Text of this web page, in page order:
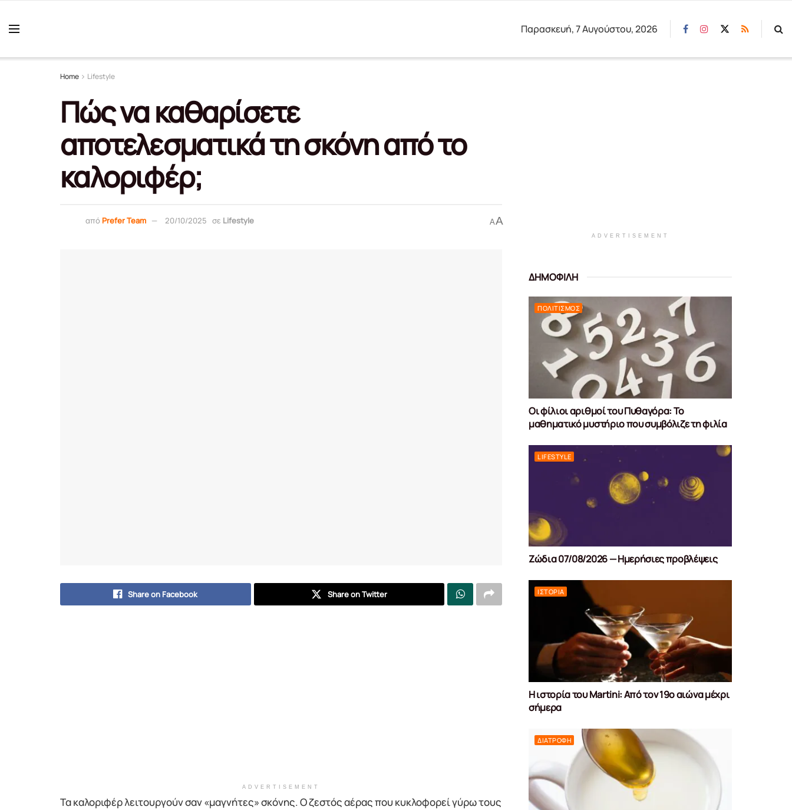
Παρασκευή, 7 Αυγούστου, 2026
Home Lifestyle
Πώς να καθαρίσετε
αποτελεσματικά τη σκόνη από το
καλοριφέρ;
απόPrefer Team 20/10/2025 σε Lifestyle AA
Share on Facebook Share on Twitter
ADVERTISEMENT
Τα καλοριφέρ λειτουργούν σαν «μαγνήτες» σκόνης. Ο ζεστός αέρας που κυκλοφορεί γύρω τους
ADVERTISEMENT
ΔΗΜΟΦΙΛΗ
ΠΟΛΙΤΙΣΜΌΣ
Οι φίλιοι αριθμοί του Πυθαγόρα: Το
μαθηματικό μυστήριο που συμβόλιζε τη φιλία
LIFESTYLE
Ζώδια 07/08/2026 — Ημερήσιες προβλέψεις
ΙΣΤΟΡΊΑ
Η ιστορία του Martini: Από τον 19ο αιώνα μέχρι
σήμερα
ΔΙΑΤΡΟΦΉ